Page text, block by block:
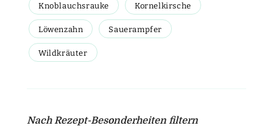
Knoblauchsrauke Kornelkirsche
Löwenzahn Sauerampfer
Wildkräuter
Nach Rezept-Besonderheiten filtern